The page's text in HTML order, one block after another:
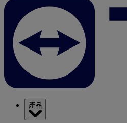
產品